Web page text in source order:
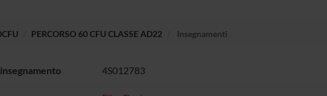
PERCORSO 60 CFU CLASSE AD22 Insegnamenti
4S012783